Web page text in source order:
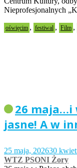
Nieprofesjonalnych
oświęcim , festiwal , Film ,
26 maja…i
jasne! A w
25 maja, 202630
WTZ PSONI Żory